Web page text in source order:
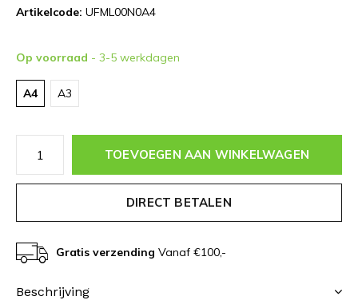
Artikelcode: UFML00N0A4
Op voorraad - 3-5 werkdagen
A4 A3
TOEVOEGEN AAN WINKELWAGEN
DIRECT BETALEN
Gratis verzending Vanaf €100,-
Beschrijving